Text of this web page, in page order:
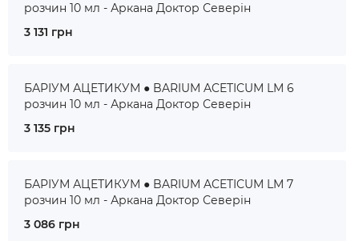
розчин 10 мл - Аркана Доктор Северін
3 131 грн
БАРІУМ АЦЕТИКУМ ● BARIUM ACETICUM LM 6
розчин 10 мл - Аркана Доктор Северін
3 135 грн
БАРІУМ АЦЕТИКУМ ● BARIUM ACETICUM LM 7
розчин 10 мл - Аркана Доктор Северін
3 086 грн